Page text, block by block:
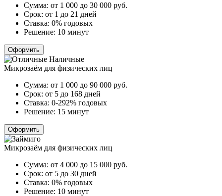
Сумма: от 1 000 до 30 000 руб.
Срок: от 1 до 21 дней
Ставка: 0% годовых
Решение: 10 минут
Оформить
Микрозаём для физических лиц
Сумма: от 1 000 до 90 000 руб.
Срок: от 5 до 168 дней
Ставка: 0-292% годовых
Решение: 15 минут
Оформить
Микрозаём для физических лиц
Сумма: от 4 000 до 15 000 руб.
Срок: от 5 до 30 дней
Ставка: 0% годовых
Решение: 10 минут